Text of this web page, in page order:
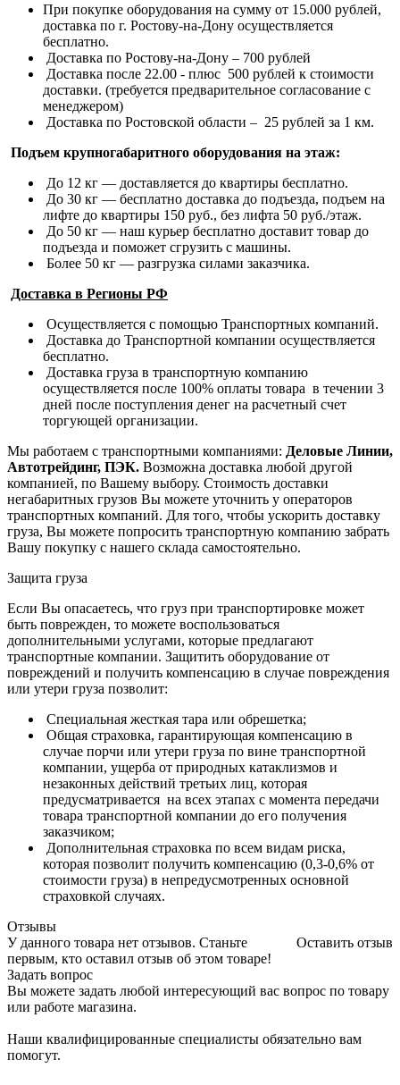
При покупке оборудования на сумму от 15.000 рублей,
доставка по г. Ростову-на-Дону осуществляется
бесплатно.
Доставка по Ростову-на-Дону – 700 рублей
Доставка после 22.00 - плюс 500 рублей к стоимости
доставки. (требуется предварительное согласование с
менеджером)
Доставка по Ростовской области – 25 рублей за 1 км.
Подъем крупногабаритного оборудования на этаж:
До 12 кг — доставляется до квартиры бесплатно.
До 30 кг — бесплатно доставка до подъезда, подъем на
лифте до квартиры 150 руб., без лифта 50 руб./этаж.
До 50 кг — наш курьер бесплатно доставит товар до
подъезда и поможет сгрузить с машины.
Более 50 кг — разгрузка силами заказчика.
Доставка в Регионы РФ
Осуществляется с помощью Транспортных компаний.
Доставка до Транспортной компании осуществляется
бесплатно.
Доставка груза в транспортную компанию
осуществляется после 100% оплаты товара в течении 3
дней после поступления денег на расчетный счет
торгующей организации.
Мы работаем с транспортными компаниями: Деловые Линии,
Автотрейдинг, ПЭК. Возможна доставка любой другой
компанией, по Вашему выбору. Стоимость доставки
негабаритных грузов Вы можете уточнить у операторов
транспортных компаний. Для того, чтобы ускорить доставку
груза, Вы можете попросить транспортную компанию забрать
Вашу покупку с нашего склада самостоятельно.
Защита груза
Если Вы опасаетесь, что груз при транспортировке может
быть поврежден, то можете воспользоваться
дополнительными услугами, которые предлагают
транспортные компании. Защитить оборудование от
повреждений и получить компенсацию в случае повреждения
или утери груза позволит:
Специальная жесткая тара или обрешетка;
Общая страховка, гарантирующая компенсацию в
случае порчи или утери груза по вине транспортной
компании, ущерба от природных катаклизмов и
незаконных действий третьих лиц, которая
предусматривается на всех этапах с момента передачи
товара транспортной компании до его получения
заказчиком;
Дополнительная страховка по всем видам риска,
которая позволит получить компенсацию (0,3-0,6% от
стоимости груза) в непредусмотренных основной
страховкой случаях.
Отзывы
Оставить отзыв
У данного товара нет отзывов. Станьте
первым, кто оставил отзыв об этом товаре!
Задать вопрос
Вы можете задать любой интересующий вас вопрос по товару
или работе магазина.
Наши квалифицированные специалисты обязательно вам
помогут.